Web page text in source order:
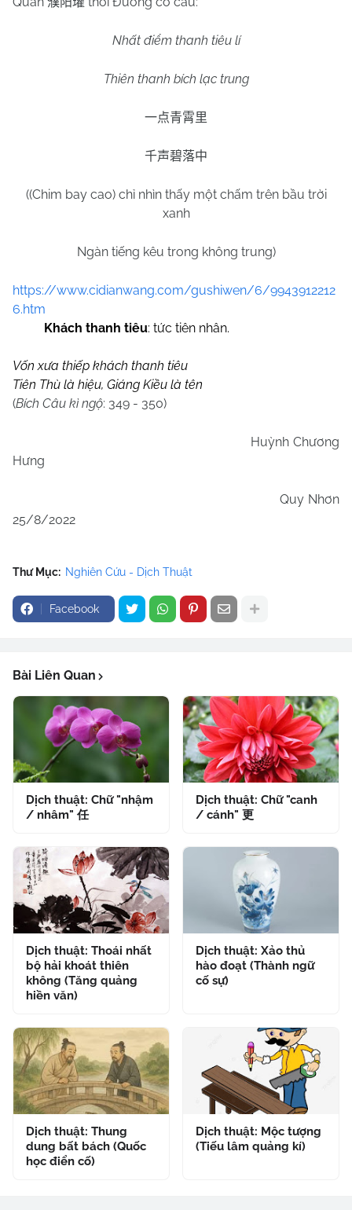
Nhất điểm thanh tiêu lí
Thiên thanh bích lạc trung
一点青霄里
千声碧落中
((Chim bay cao) chỉ nhìn thấy một chấm trên bầu trời
xanh
Ngàn tiếng kêu trong không trung)
https://www.cidianwang.com/gushiwen/6/9943912212
6.htm
Khách thanh tiêu: tức tiên nhân.
Vốn xưa thiếp khách thanh tiêu
Tiên Thù là hiệu, Giáng Kiều là tên
(Bích Câu kì ngộ: 349 - 350)
Huỳnh Chương
Hưng
Quy Nhơn
25/8/2022
Thư Mục: Nghiên Cứu - Dịch Thuật
Facebook
Bài Liên Quan
Dịch thuật: Chữ "nhậm
/ nhâm" 任
Dịch thuật: Chữ "canh
/ cánh" 更
Dịch thuật: Thoái nhất
bộ hải khoát thiên
không (Tăng quảng
hiền văn)
Dịch thuật: Xảo thủ
hào đoạt (Thành ngữ
cố sự)
Dịch thuật: Thung
dung bất bách (Quốc
học điển cố)
Dịch thuật: Mộc tượng
(Tiếu lâm quảng kí)